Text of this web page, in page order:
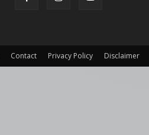
Contact Privacy Policy Disclaimer